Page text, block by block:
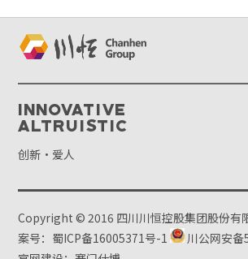
Innovative
Altruistic
创新·爱人
Copyright © 2016 四川川恒控股集团股份有
案号：蜀ICP备16005371号-1
川公网安